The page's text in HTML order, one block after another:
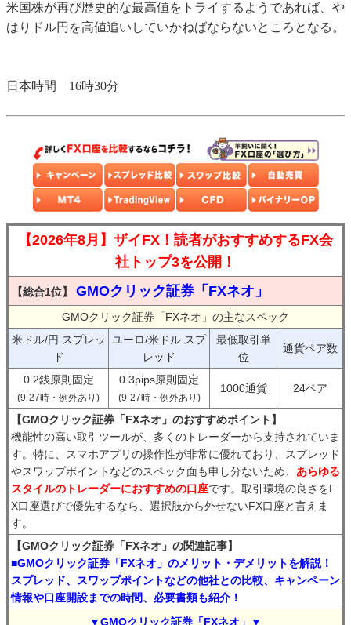
米国株が再び歴史的な最高値をトライするようであれば、や
はりドル円を高値追いしていかねばならないところとなる。
日本時間 16時30分
【2026年8月】ザイFX！読者がおすすめするFX会
社トップ3を公開！
【総合1位】 GMOクリック証券「FXネオ」
GMOクリック証券「FXネオ」の主なスペック
米ドル/円 スプレッ
ド
ユーロ/米ドル スプ
レッド
最低取引単
位
通貨ペア数
0.2銭原則固定
(9-27時・例外あり)
0.3pips原則固定
(9-27時・例外あり)
1000通貨 24ペア
【GMOクリック証券「FXネオ」のおすすめポイント】
機能性の高い取引ツールが、多くのトレーダーから支持されていま
す。特に、スマホアプリの操作性が非常に優れており、スプレッド
やスワップポイントなどのスペック面も申し分ないため、 あらゆる
スタイルのトレーダーにおすすめの口座です。取引環境の良さをF
X口座選びで優先するなら、選択肢から外せないFX口座と言えま
す。
【GMOクリック証券「FXネオ」の関連記事】
■GMOクリック証券「FXネオ」のメリット・デメリットを解説！
スプレッド、スワップポイントなどの他社との比較、キャンペーン
情報や口座開設までの時間、必要書類も紹介！
▼GMOクリック証券「FXネオ」▼